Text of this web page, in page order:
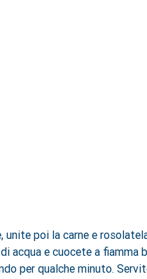
poi la carne e
e cuocete a fiamma
per qualche minuto.